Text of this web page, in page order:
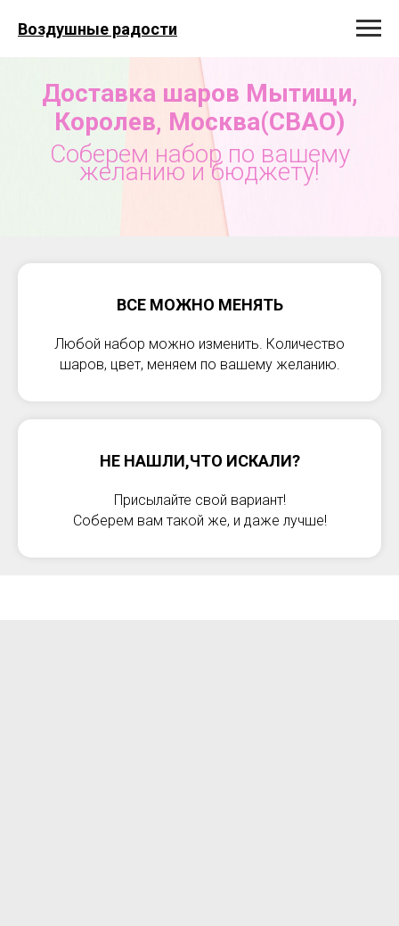
Воздушные радости
Доставка шаров Мытищи,
Королев, Москва(СВАО)
Соберем набор по вашему
желанию и бюджету!
ВСЕ МОЖНО МЕНЯТЬ
Любой набор можно изменить. Количество
шаров, цвет, меняем по вашему желанию.
НЕ НАШЛИ,ЧТО ИСКАЛИ?
Присылайте свой вариант!
Соберем вам такой же, и даже лучше!